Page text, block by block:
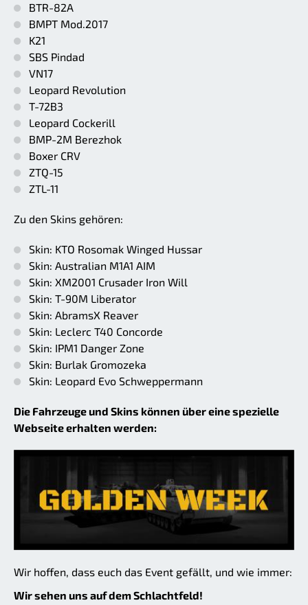
BTR-82A
BMPT Mod.2017
K21
SBS Pindad
VN17
Leopard Revolution
T-72B3
Leopard Cockerill
BMP-2M Berezhok
Boxer CRV
ZTQ-15
ZTL-11
Zu den Skins gehören:
Skin: KTO Rosomak Winged Hussar
Skin: Australian M1A1 AIM
Skin: XM2001 Crusader Iron Will
Skin: T-90M Liberator
Skin: AbramsX Reaver
Skin: Leclerc T40 Concorde
Skin: IPM1 Danger Zone
Skin: Burlak Gromozeka
Skin: Leopard Evo Schweppermann
Die Fahrzeuge und Skins können über eine spezielle
Webseite erhalten werden:
Wir hoffen, dass euch das Event gefällt, und wie immer:
Wir sehen uns auf dem Schlachtfeld!